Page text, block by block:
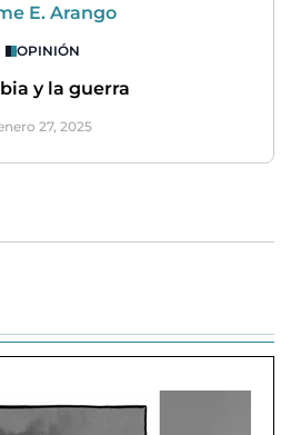
E. Arango
OPINIÓN
y la guerra
27, 2025